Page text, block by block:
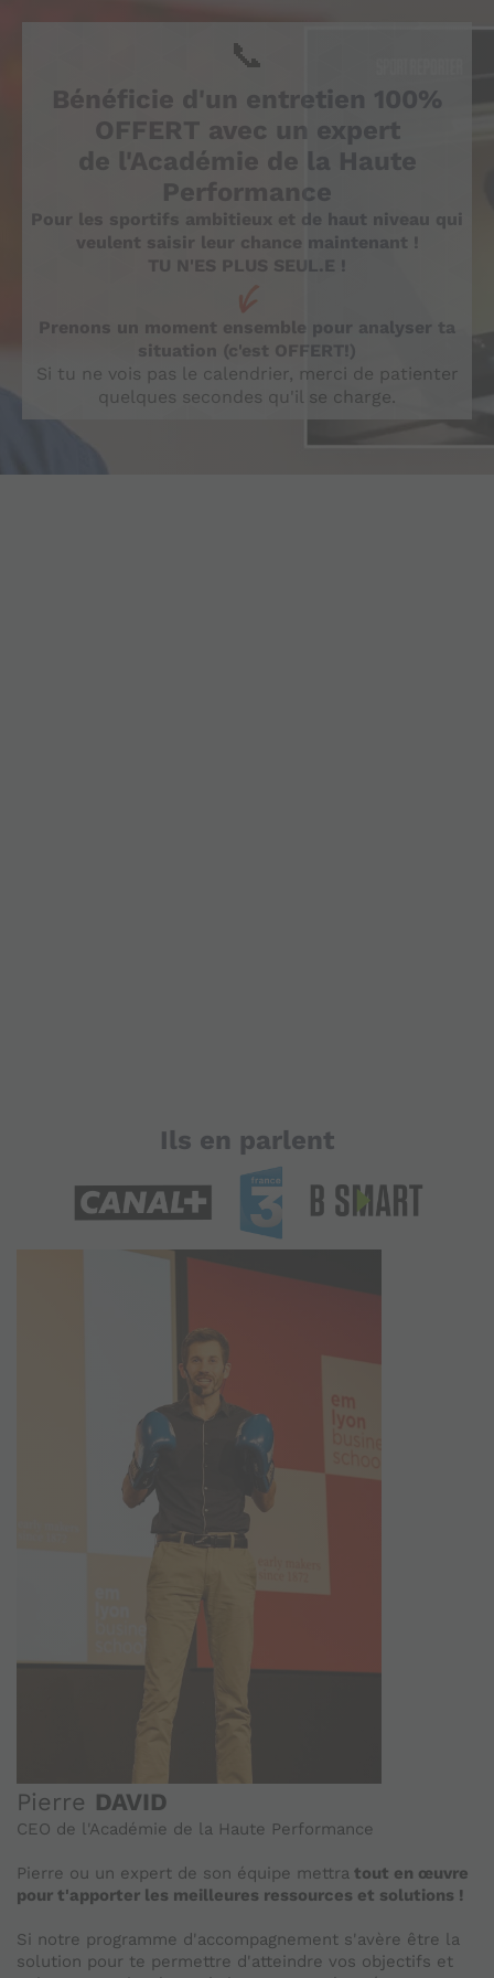
📞
Bénéficie d'un entretien 100%
OFFERT avec un expert
de l'Académie de la Haute
Performance
Pour les sportifs ambitieux et de haut niveau qui
veulent saisir leur chance maintenant !
TU N'ES PLUS SEUL.E !
Prenons un moment ensemble pour analyser ta
situation (c'est OFFERT!)
Si tu ne vois pas le calendrier, merci de patienter
quelques secondes qu'il se charge.
Ils en parlent
Pierre DAVID
CEO de l'Académie de la Haute Performance
Pierre ou un expert de son équipe mettra tout en œuvre
pour t'apporter les meilleures ressources et solutions !
Si notre programme d'accompagnement s'avère être la
solution pour te permettre d'atteindre vos objectifs et